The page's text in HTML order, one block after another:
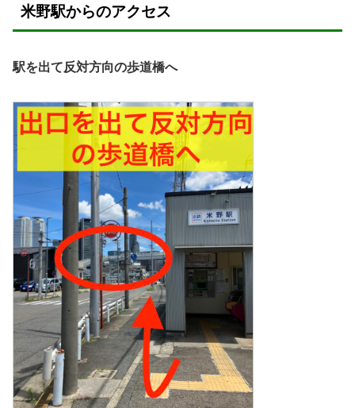
米野駅からのアクセス
駅を出て反対方向の歩道橋へ